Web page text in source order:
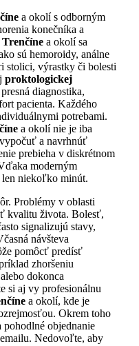
a okolí s odborným
konečníka a
a okolí sa
sú hemoroidy, análne
stolici, výrastky či bolesti
proktologickej
diagnostika,
pacienta. Každého
potrebami.
a okolí nie je iba
a navrhnúť
prebieha v diskrétnom
moderným
len niekoľko minút.
Problémy v oblasti
kvalitu života. Bolesť,
signalizujú stavy,
návšteva
pomôcť predísť
zhoršeniu
dokonca
si aj vy profesionálnu
a okolí, kde je
Okrem toho
pohodlné objednanie
Nedovoľte, aby